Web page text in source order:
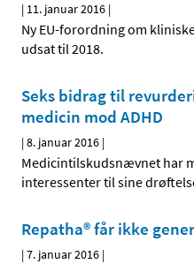
| 11. januar 2016 |
Ny EU-forordning om
udsat til 2018.
Seks bidrag til
medicin mod ADHD
|8. januar 2016 |
Medicintilskudsnævnet har
interessenter til sine
Repatha® får ikke
|7. januar 2016 |